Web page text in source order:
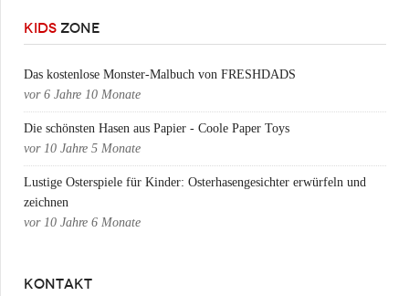
KIDS ZONE
Das kostenlose Monster-Malbuch von FRESHDADS
vor 6 Jahre 10 Monate
Die schönsten Hasen aus Papier - Coole Paper Toys
vor 10 Jahre 5 Monate
Lustige Osterspiele für Kinder: Osterhasengesichter erwürfeln und
zeichnen
vor 10 Jahre 6 Monate
KONTAKT